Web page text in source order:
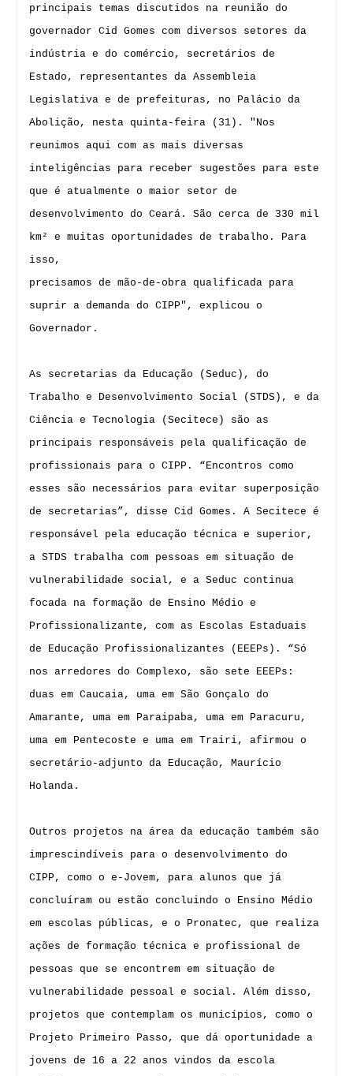
principais temas discutidos na reunião do
governador Cid Gomes com diversos setores da
indústria e do comércio, secretários de
Estado, representantes da Assembleia
Legislativa e de prefeituras, no Palácio da
Abolição, nesta quinta-feira (31). "Nos
reunimos aqui com as mais diversas
inteligências para receber sugestões para este
que é atualmente o maior setor de
desenvolvimento do Ceará. São cerca de 330 mil
km² e muitas oportunidades de trabalho. Para
isso,
precisamos de mão-de-obra qualificada para
suprir a demanda do CIPP", explicou o
Governador.
As secretarias da Educação (Seduc), do
Trabalho e Desenvolvimento Social (STDS), e da
Ciência e Tecnologia (Secitece) são as
principais responsáveis pela qualificação de
profissionais para o CIPP. “Encontros como
esses são necessários para evitar superposição
de secretarias”, disse Cid Gomes. A Secitece é
responsável pela educação técnica e superior,
a STDS trabalha com pessoas em situação de
vulnerabilidade social, e a Seduc continua
focada na formação de Ensino Médio e
Profissionalizante, com as Escolas Estaduais
de Educação Profissionalizantes (EEEPs). “Só
nos arredores do Complexo, são sete EEEPs:
duas em Caucaia, uma em São Gonçalo do
Amarante, uma em Paraipaba, uma em Paracuru,
uma em Pentecoste e uma em Trairi, afirmou o
secretário-adjunto da Educação, Maurício
Holanda.
Outros projetos na área da educação também são
imprescindíveis para o desenvolvimento do
CIPP, como o e-Jovem, para alunos que já
concluíram ou estão concluindo o Ensino Médio
em escolas públicas, e o Pronatec, que realiza
ações de formação técnica e profissional de
pessoas que se encontrem em situação de
vulnerabilidade pessoal e social. Além disso,
projetos que contemplam os municípios, como o
Projeto Primeiro Passo, que dá oportunidade a
jovens de 16 a 22 anos vindos da escola